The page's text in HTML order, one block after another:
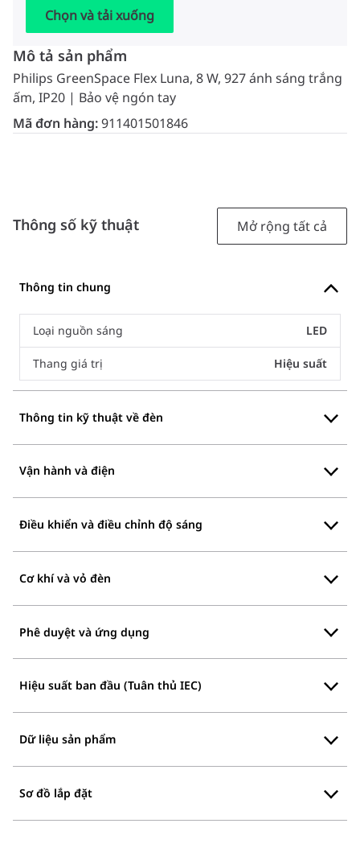
Chọn và tải xuống
Mô tả sản phẩm
Philips GreenSpace Flex Luna, 8 W, 927 ánh sáng trắng
ấm, IP20 | Bảo vệ ngón tay
Mã đơn hàng:911401501846
Thông số kỹ thuật Mở rộng tất cả
Thông tin chung
Loại nguồn sáng LED
Thang giá trị Hiệu suất
Thông tin kỹ thuật về đèn
Vận hành và điện
Điều khiển và điều chỉnh độ sáng
Cơ khí và vỏ đèn
Phê duyệt và ứng dụng
Hiệu suất ban đầu (Tuân thủ IEC)
Dữ liệu sản phẩm
Sơ đồ lắp đặt